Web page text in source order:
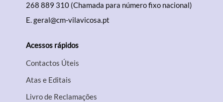
268 889 310 (Chamada para número fixo nacional)
E.geral@cm-vilavicosa.pt
Acessos rápidos
Contactos Úteis
Atas e Editais
Livro de Reclamações